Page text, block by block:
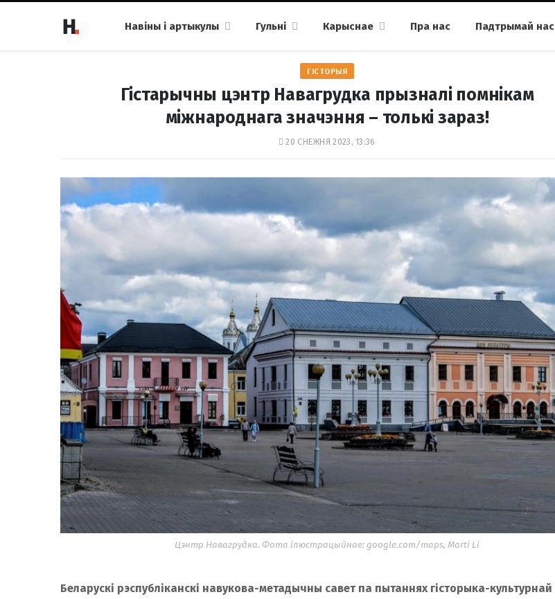
Навіны і артыкулы Гульні Карыснае Пра нас Падтрымай нас
ГІСТОРЫЯ
Гістарычны цэнтр Навагрудка прызналі помнікам
міжнароднага значэння – толькі зараз!
20 СНЕЖНЯ 2023, 13:36
Цэнтр Навагрудка. Фота ілюстрацыйнае: google.com/maps, Marti Li
Беларускi рэспубліканскi навукова-метадычны савет па пытаннях гісторыка-культурнай